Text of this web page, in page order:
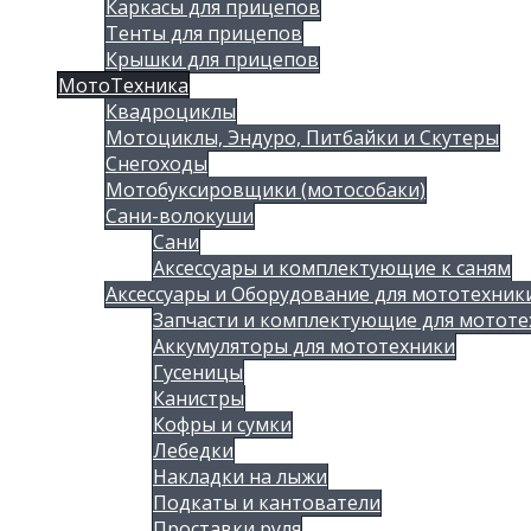
Каркасы для прицепов
Тенты для прицепов
Крышки для прицепов
МотоТехника
Квадроциклы
Мотоциклы, Эндуро, Питбайки и Скутеры
Снегоходы
Мотобуксировщики (мотособаки)
Сани-волокуши
Сани
Аксессуары и комплектующие к саням
Аксессуары и Оборудование для
Запчасти и комплектующие для
Аккумуляторы для мототехники
Гусеницы
Канистры
Кофры и сумки
Лебедки
Накладки на лыжи
Подкаты и кантователи